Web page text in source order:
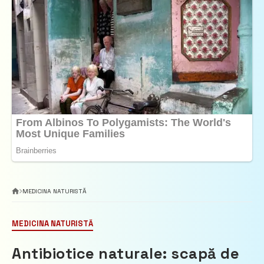
MEDICINA NATURISTĂ
MEDICINA NATURISTĂ
Antibiotice naturale: scapă de